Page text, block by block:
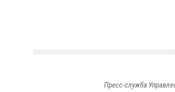
Пресс-служба